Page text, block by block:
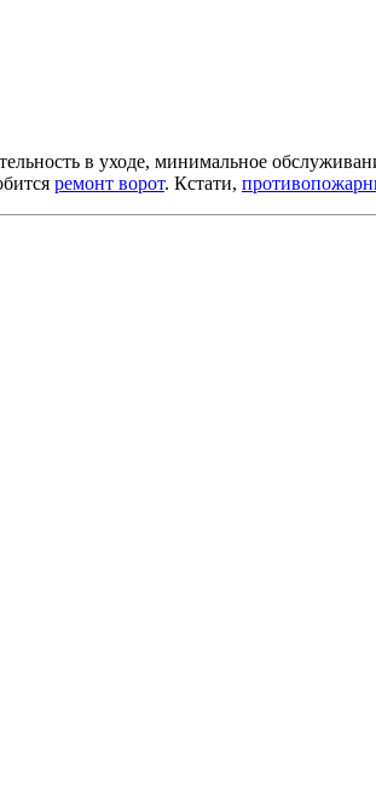
в уходе, минимальное
ремонт ворот. Кстати,